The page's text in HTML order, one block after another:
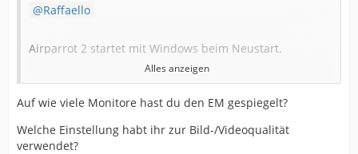
Raffaello
Airparrot 2 startet mit Windows beim Neustart.
Die reine Verbindung in airparrot 2 muss ich in der Tat
manuell setzen, das hab ich noch nicht anders gelöst
Alles anzeigen
Auf wie viele Monitore hast du den EM gespiegelt?
Welche Einstellung habt ihr zur Bild-/Videoqualität
verwendet?